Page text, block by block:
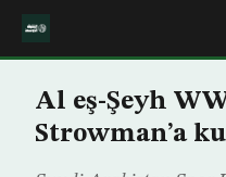
Al eş-Şeyh
Strowman’a